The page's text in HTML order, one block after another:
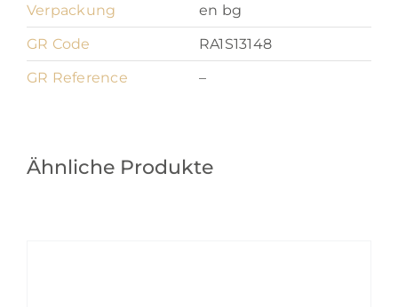
Verpackung
en bg
GR Code
RA1S13148
GR Reference
–
Ähnliche Produkte